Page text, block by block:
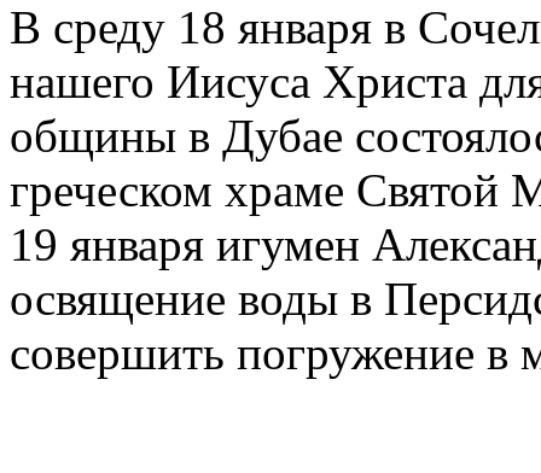
В среду 18 января в
нашего Иисуса Христа
общины в Дубае
греческом храме Святой
19 января игумен
освящение воды в
совершить погружение в